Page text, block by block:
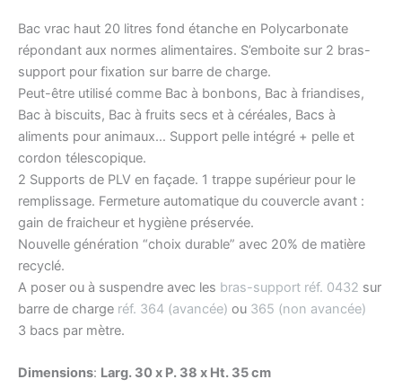
Bac vrac haut 20 litres fond étanche en Polycarbonate
répondant aux normes alimentaires. S’emboite sur 2 bras-
support pour fixation sur barre de charge.
Peut-être utilisé comme Bac à bonbons, Bac à friandises,
Bac à biscuits, Bac à fruits secs et à céréales, Bacs à
aliments pour animaux… Support pelle intégré + pelle et
cordon télescopique.
2 Supports de PLV en façade. 1 trappe supérieur pour le
remplissage. Fermeture automatique du couvercle avant :
gain de fraicheur et hygiène préservée.
Nouvelle génération “choix durable” avec 20% de matière
recyclé.
A poser ou à suspendre avec les bras-support réf. 0432 sur
barre de charge réf. 364 (avancée) ou 365 (non avancée)
3 bacs par mètre.
Dimensions: Larg. 30 x P. 38 x Ht. 35 cm